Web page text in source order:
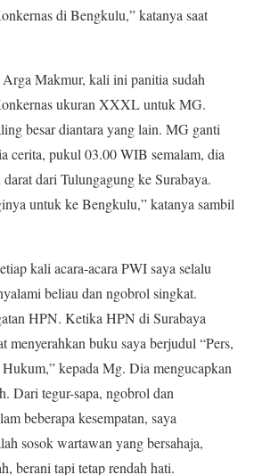
di Bengkulu,” katanya saat
Makmur, kali ini panitia sudah
ukuran XXXL untuk MG.
besar diantara yang lain. MG ganti
cerita, pukul 03.00 WIB semalam, dia
dari Tulungagung ke Surabaya.
untuk ke Bengkulu,” katanya sambil
kali acara-acara PWI saya selalu
beliau dan ngobrol singkat.
HPN. Ketika HPN di Surabaya
menyerahkan buku saya berjudul “Pers,
kepada Mg. Dia mengucapkan
Dari tegur-sapa, ngobrol dan
beberapa kesempatan, saya
sosok wartawan yang bersahaja,
berani tapi tetap rendah hati.